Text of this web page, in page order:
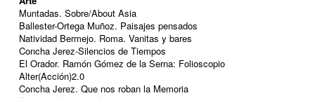
Muntadas. Sobre/About Asia
Ballester-Ortega Muñoz. Paisajes pensados
Natividad Bermejo. Roma. Vanitas y bares
Concha Jerez-Silencios de Tiempos
El Orador. Ramón Gómez de la Serna: Folioscopio
Alter(Acción)2.0
Concha Jerez. Que nos roban la Memoria